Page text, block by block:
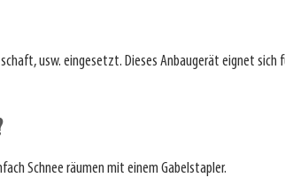
usw. eingesetzt. Dieses Anbaugerät eignet
Schnee räumen mit einem Gabelstapler.